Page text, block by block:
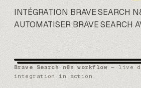
INTÉGRATION BRAVE SEARCH
AUTOMATISER BRAVE SEARCH
Brave Search n8n workflow — live
integration in action.